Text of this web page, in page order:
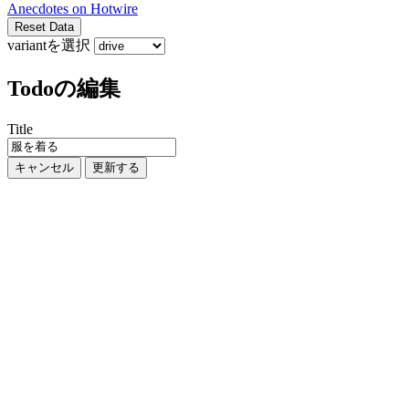
Anecdotes on Hotwire
Reset Data
variantを選択
Todoの編集
Title
キャンセル